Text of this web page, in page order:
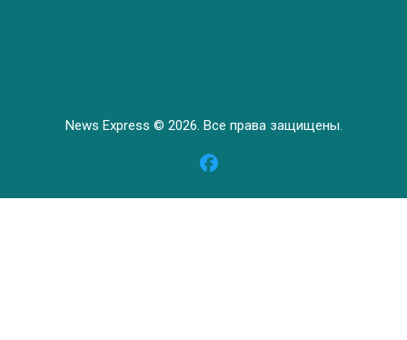
News Express © 2026. Все права защищены.